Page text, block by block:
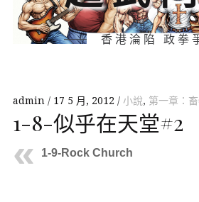
香港淪陷 政拳
admin 17 5 月, 2012 小說, 第一章：
1-8-似乎在天堂#2
1-9-Rock Church